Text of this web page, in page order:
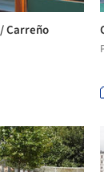
Carreño